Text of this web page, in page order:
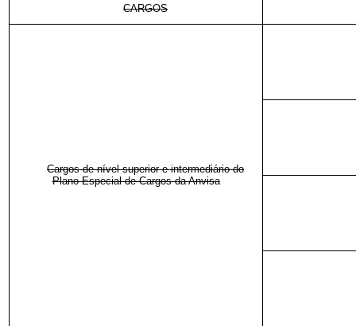
CARGOS
Cargos de nível superior e intermediário do
Plano Especial de Cargos da Anvisa